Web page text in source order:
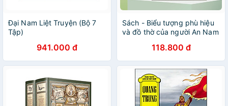
Đại Nam Liệt Truyện (Bộ 7
Tập)
941.000 đ
Sách - Biểu tượng phù hiệu
và đồ thờ của người An Nam
Nam Official)118.800 đ